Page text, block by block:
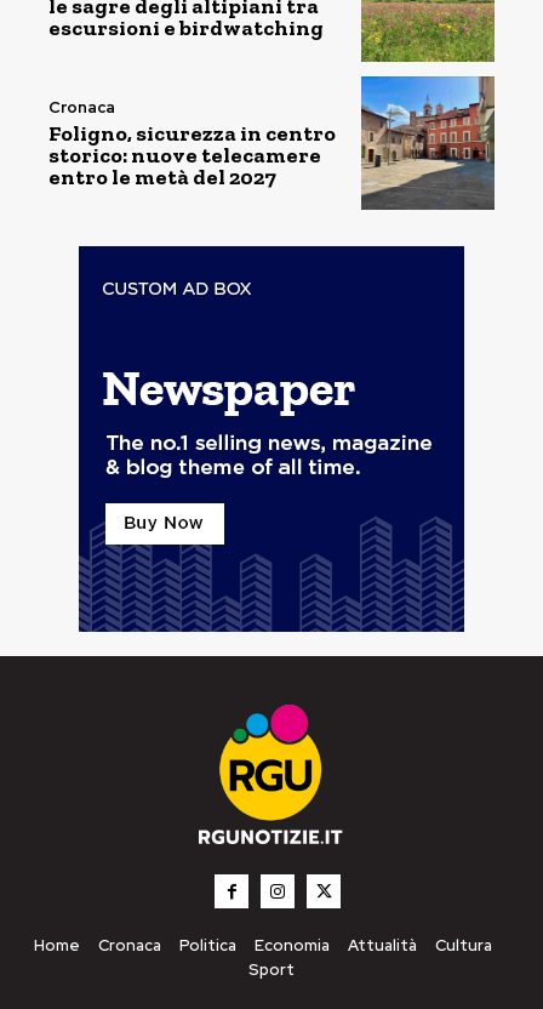
le sagre degli altipiani tra
escursioni e birdwatching
Cronaca
Foligno, sicurezza in centro
storico: nuove telecamere
entro le metà del 2027
Home Cronaca Politica Economia Attualità
Cultura
Sport